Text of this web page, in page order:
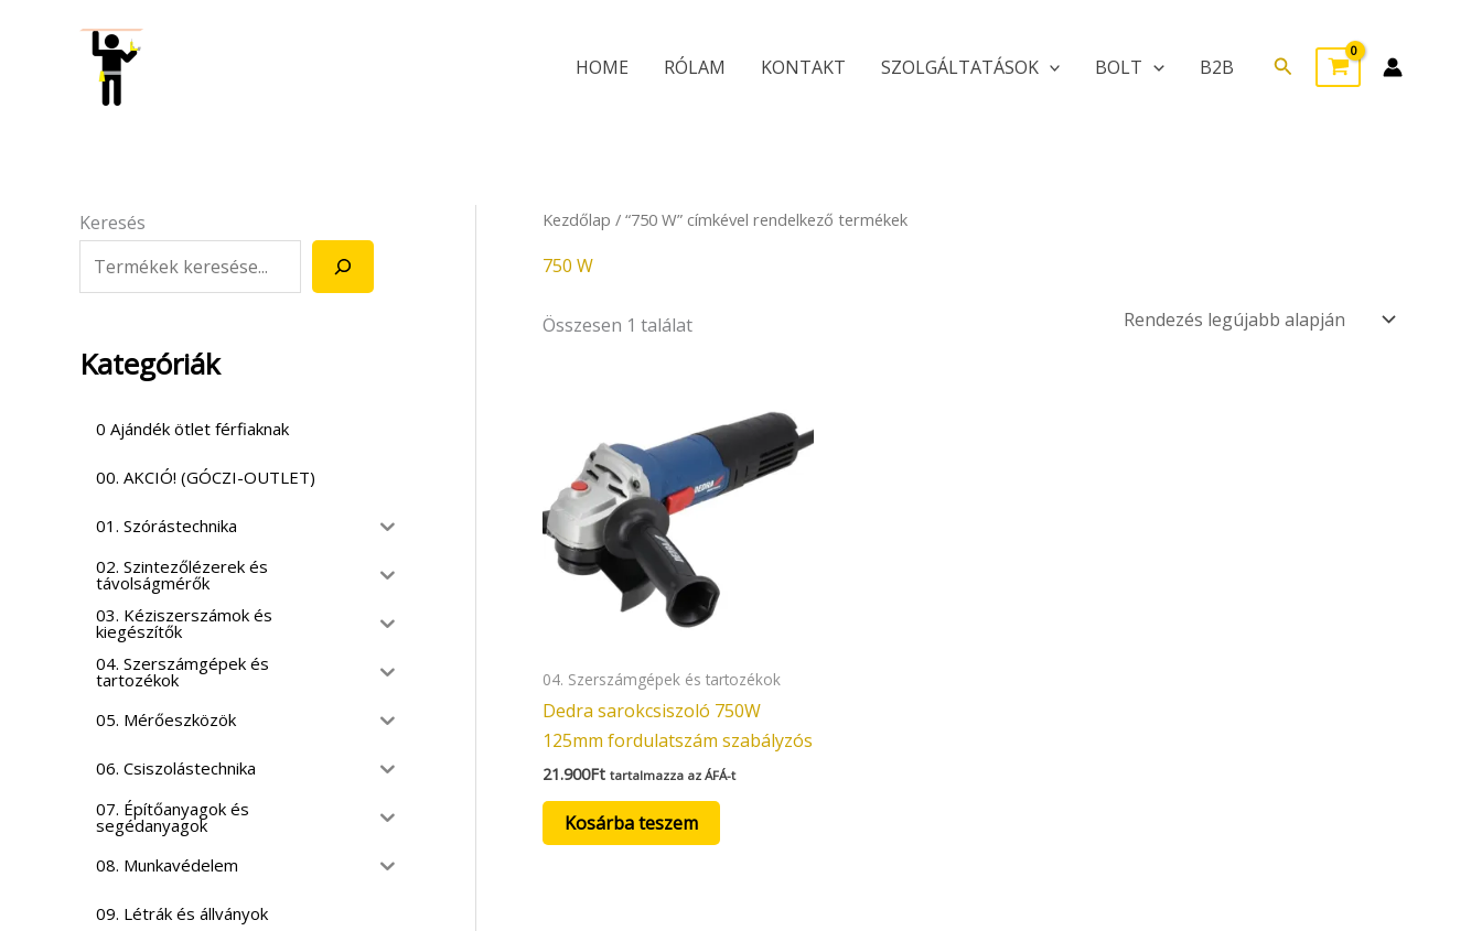
HOME RÓLAM KONTAKT SZOLGÁLTATÁSOK BOLT B2B Search
Keresés
Kategóriák
0 Ajándék ötlet férfiaknak
00. AKCIÓ! (GÓCZI-OUTLET)
01. Szórástechnika
02. Szintezőlézerek és
távolságmérők
03. Kéziszerszámok és
kiegészítők
04. Szerszámgépek és
tartozékok
05. Mérőeszközök
06. Csiszolástechnika
07. Építőanyagok és
segédanyagok
08. Munkavédelem
09. Létrák és állványok
Kezdőlap / “750 W” címkével rendelkező termékek
750 W
Összesen 1 találat
04. Szerszámgépek és tartozékok
Dedra sarokcsiszoló 750W
125mm fordulatszám szabályzós
21.900Ft tartalmazza az ÁFÁ-t
Kosárba teszem